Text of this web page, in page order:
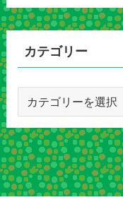
カ
イ
カテゴリー
ゴ
リ
ー